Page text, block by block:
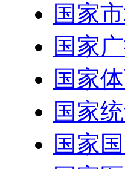
国家
国家
国家
国家
国家